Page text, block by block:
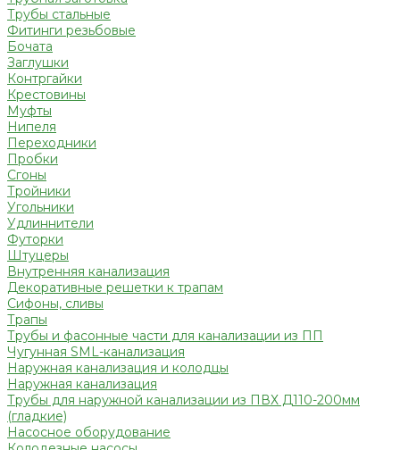
Трубы стальные
Фитинги резьбовые
Бочата
Заглушки
Контргайки
Крестовины
Муфты
Нипеля
Переходники
Пробки
Сгоны
Тройники
Угольники
Удлиннители
Футорки
Штуцеры
Внутренняя канализация
Декоративные решетки к трапам
Сифоны, сливы
Трапы
Трубы и фасонные части для канализации из ПП
Чугунная SML-канализация
Наружная канализация и колодцы
Наружная канализация
Трубы для наружной канализации из ПВХ Д110-200мм
(гладкие)
Насосное оборудование